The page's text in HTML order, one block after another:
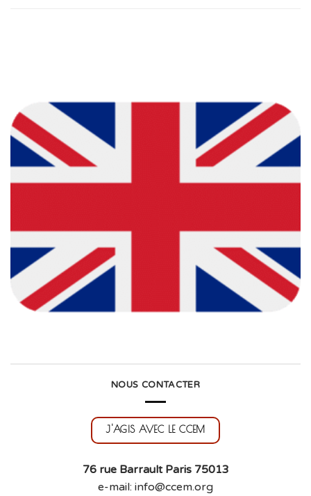
NOUS CONTACTER
J'AGIS AVEC LE CCEM
76 rue Barrault Paris 75013
e-mail: info@ccem.org